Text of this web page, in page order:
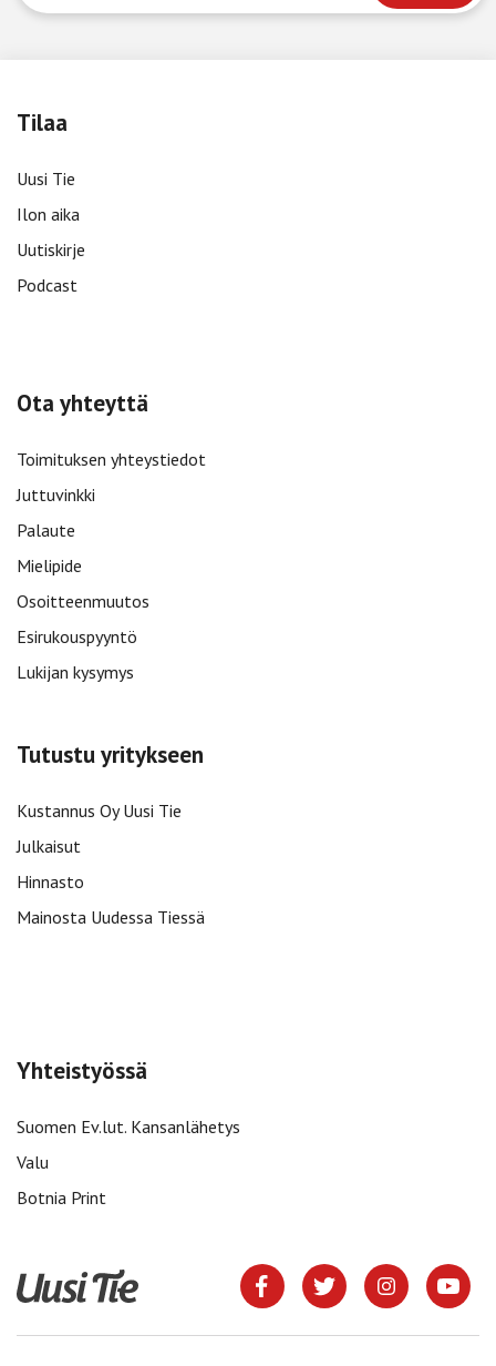
Tilaa
Uusi Tie
Ilon aika
Uutiskirje
Podcast
Ota yhteyttä
Toimituksen yhteystiedot
Juttuvinkki
Palaute
Mielipide
Osoitteenmuutos
Esirukouspyyntö
Lukijan kysymys
Tutustu yritykseen
Kustannus Oy Uusi Tie
Julkaisut
Hinnasto
Mainosta Uudessa Tiessä
Yhteistyössä
Suomen Ev.lut. Kansanlähetys
Valu
Botnia Print